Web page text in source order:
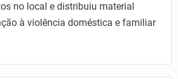
no local e distribuiu material
à violência doméstica e familiar